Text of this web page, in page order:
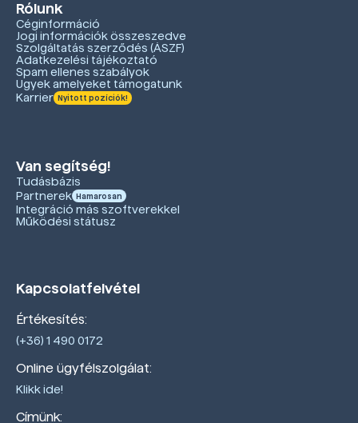
Rólunk
Céginformáció
Jogi információk összeszedve
Szolgáltatás szerződés (ÁSZF)
Adatkezelési tájékoztató
Spam ellenes szabályok
Ügyek amelyeket támogatunk
Karrier Nyitott pozíciók!
Van segítség!
Tudásbázis
Partnerek Hamarosan
Integráció más szoftverekkel
Működési státusz
Kapcsolatfelvétel
Értékesítés:
(+36) 1 490 0172
Online ügyfélszolgálat:
Klikk ide!
Címünk: